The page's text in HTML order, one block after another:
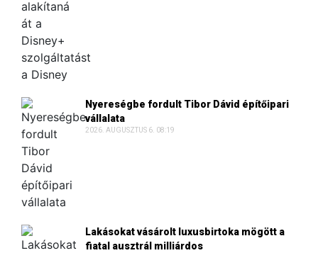
Nyereségbe fordult Tibor Dávid építőipari
vállalata
2026. AUGUSZTUS 6. 08:19
Lakásokat vásárolt luxusbirtoka mögött a
fiatal ausztrál milliárdos